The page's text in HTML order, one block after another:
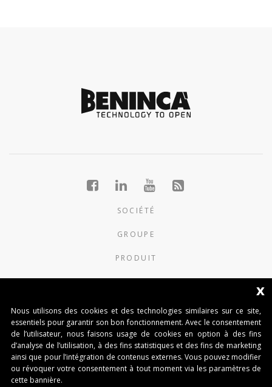
SOCIÉTÉ
GROUPE
PRODUIT
NOUVELLES
CONTACTS
AUTOMATISMI BENINCÀ SpA
Via del Capitello 45
36066 Sandrigo (Vicenza) Italy
x
Nous utilisons des cookies et des technologies similaires sur ce site,
essentiels pour garantir son bon fonctionnement. Avec le consentement
de l’utilisateur, nous faisons usage de cookies en option à des fins
d’analyse de l’utilisation, à des fins statistiques et des fins de marketing
ainsi que pour l’intégration de contenus externes. Vous pouvez modifier
ou révoquer votre consentement à tout moment via les paramètres de
cette bannière.